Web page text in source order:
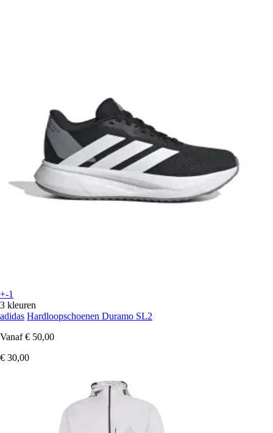
+-1
3 kleuren
adidas Hardloopschoenen Duramo SL2
Vanaf € 50,00
€ 30,00